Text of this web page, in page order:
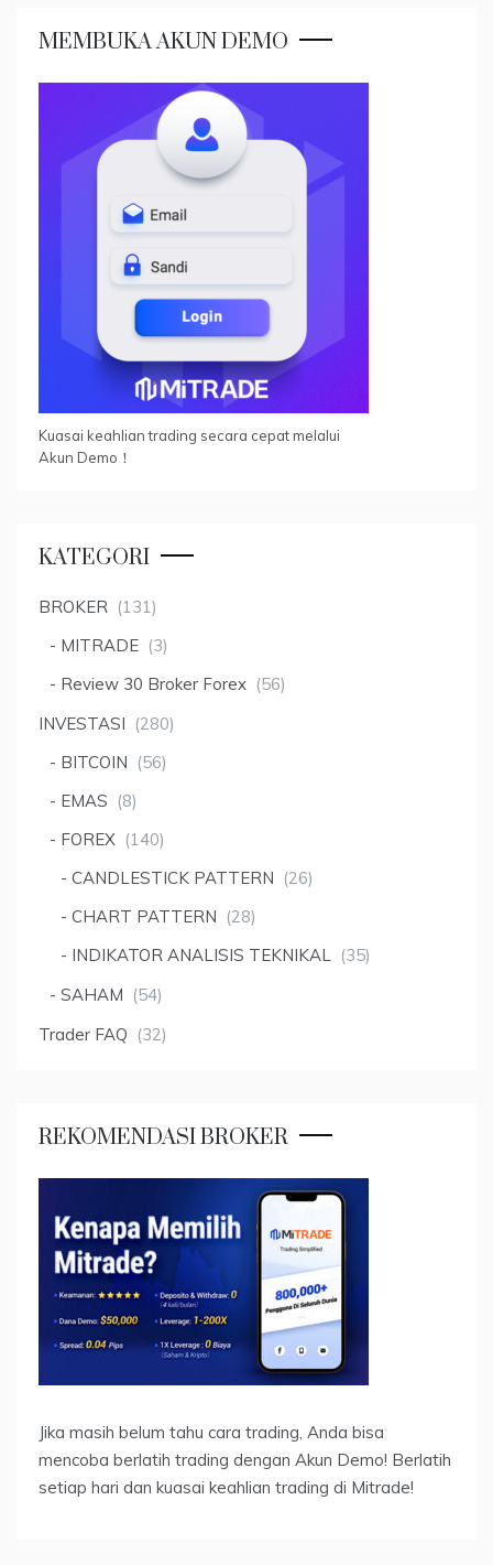
MEMBUKA AKUN DEMO
Kuasai keahlian trading secara cepat melalui
Akun Demo！
KATEGORI
BROKER (131)
MITRADE (3)
Review 30 Broker Forex (56)
INVESTASI (280)
BITCOIN (56)
EMAS (8)
FOREX (140)
CANDLESTICK PATTERN (26)
CHART PATTERN (28)
INDIKATOR ANALISIS TEKNIKAL (35)
SAHAM (54)
Trader FAQ (32)
REKOMENDASI BROKER
Jika masih belum tahu cara trading, Anda bisa
mencoba berlatih trading dengan Akun Demo! Berlatih
setiap hari dan kuasai keahlian trading di Mitrade!